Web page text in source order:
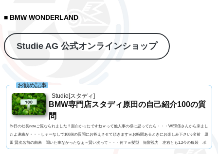
■ BMW WONDERLAND
Studie AG 公式オンラインショップ
Studie[スタディ]
お勧め記事
BMW専門店スタディ原田の自己紹介100の質
問
昨日の社長noteご覧なられました？面白かったですねｗって他人事の様に思ってたら・・・WEB係さんから来まし
たよ連絡が・・・しゃーなしで100個の質問にお答えさせて頂きますｗお時間あるときにお楽しみ下さい♪名前 原
田 賢次名前の由来 聞いた事なかったなぁ～賢い次って・・・何？ｗ髪型 短髪視力 左右とも1.2今の服装 ポ
ロシャツにGパン利き手 右手 サッカーボール蹴るのはどっちでもOK足速い？ 学生時代は速かったけど今は